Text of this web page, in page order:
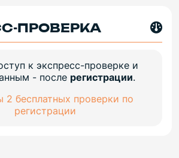
ПРОВЕРКА
к экспресс-проверке и
- после регистрации.
2 бесплатных проверки по
регистрации